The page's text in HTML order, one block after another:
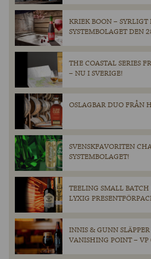
KRIEK BOON – SYRLIGT
SYSTEMBOLAGET DEN
THE COASTAL SERIES
– NU I SVERIGE!
OSLAGBAR DUO FRÅN
SVENSKFAVORITEN
SYSTEMBOLAGET!
TEELING SMALL
LYXIG
INNIS & GUNN
VANISHING POINT – VP